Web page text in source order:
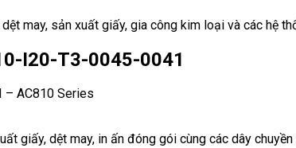
may, sản xuất giấy, gia công kim loại và các hệ
I20-T3-0045-0041
– AC810 Series
giấy, dệt may, in ấn đóng gói cùng các dây